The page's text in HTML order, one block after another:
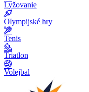
Lyžovanie
Olympijské hry
Tenis
Triatlon
Volejbal